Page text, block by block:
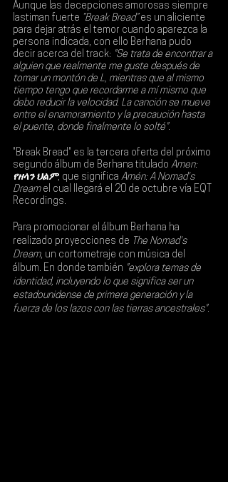
Aunque las decepciones amorosas siempre
lastiman fuerte “Break Bread” es un aliciente
para dejar atrás el temor cuando aparezca la
persona indicada, con ello Berhana pudo
decir acerca del track: "Se trata de encontrar a
alguien que realmente me guste después de
tomar un montón de L, mientras que al mismo
tiempo tengo que recordarme a mí mismo que
debo reducir la velocidad. La canción se mueve
entre el enamoramiento y la precaución hasta
el puente, donde finalmente lo solté".
"Break Bread" es la tercera oferta del próximo
segundo álbum de Berhana titulado Amen:
የዘላን ህልም, que significa Amén: A Nomad's
Dream el cual llegará el 20 de octubre vía EQT
Recordings.
Para promocionar el álbum Berhana ha
realizado proyecciones de The Nomad's
Dream, un cortometraje con música del
álbum. En donde también "explora temas de
identidad, incluyendo lo que significa ser un
estadounidense de primera generación y la
fuerza de los lazos con las tierras ancestrales".